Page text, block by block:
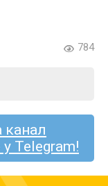
784
канал
Telegram!